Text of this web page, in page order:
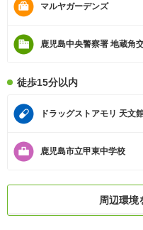
マルヤガーデンズ
鹿児島中央警察署 地蔵角
徒歩15分以内
ドラッグストアモリ 天文
鹿児島市立甲東中学校
周辺環境